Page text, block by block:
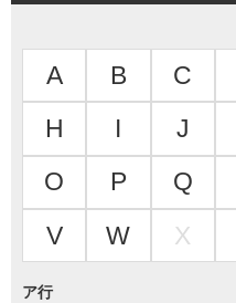
A B C
H
I J
O
P Q
V
W X
ア行